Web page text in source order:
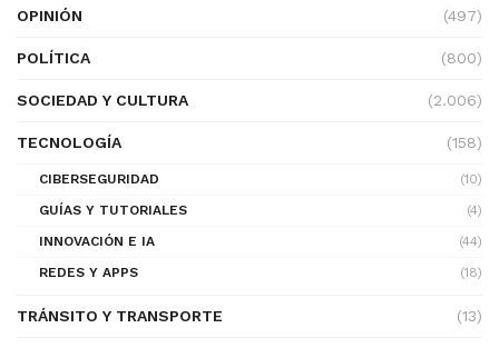
OPINIÓN (497)
POLÍTICA (800)
SOCIEDAD Y CULTURA (2.006)
TECNOLOGÍA (158)
CIBERSEGURIDAD
(10)
GUÍAS Y TUTORIALES
(4)
INNOVACIÓN E IA
(44)
REDES Y APPS
(18)
TRÁNSITO Y TRANSPORTE (13)